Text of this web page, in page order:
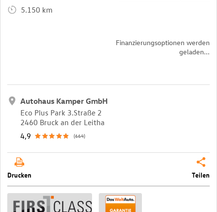
5.150 km
Finanzierungsoptionen werden
geladen...
Autohaus Kamper GmbH
Eco Plus Park 3.Straße 2
2460 Bruck an der Leitha
4,9
(664)
Drucken Teilen